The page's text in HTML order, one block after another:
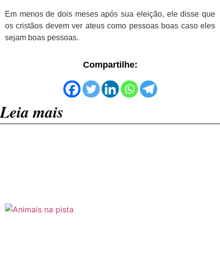
Em menos de dois meses após sua eleição, ele disse que
os cristãos devem ver ateus como pessoas boas caso eles
sejam boas pessoas.
Compartilhe:
Leia mais